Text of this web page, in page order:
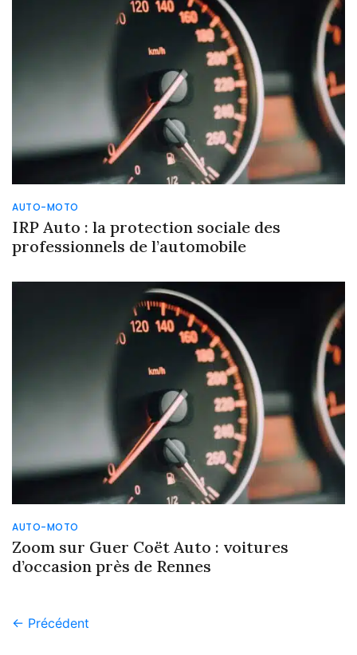
AUTO-MOTO
IRP Auto : la protection sociale des
professionnels de l’automobile
AUTO-MOTO
Zoom sur Guer Coët Auto : voitures
d’occasion près de Rennes
← Précédent